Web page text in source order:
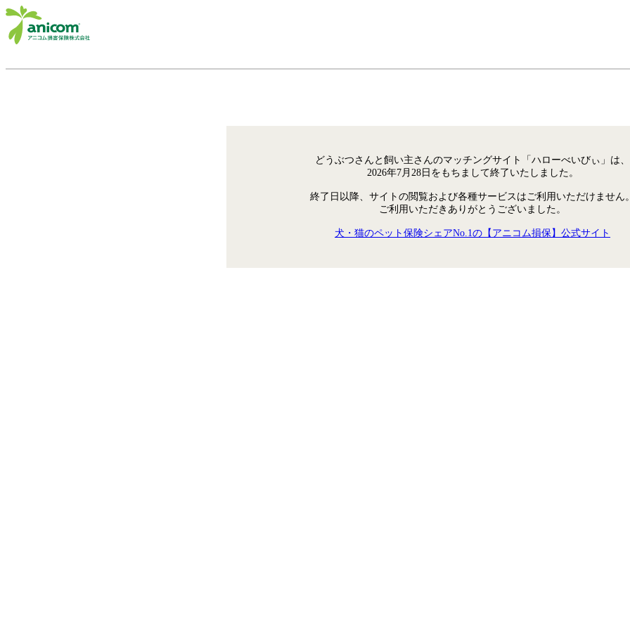
どうぶつさんと飼い主さんのマッチングサイト「ハローべいびぃ」は、
2026年7月28日をもちまして終了いたしました。
終了日以降、サイトの閲覧および各種サービスはご利用いただけません
ご利用いただきありがとうございました。
犬・猫のペット保険シェアNo.1の【アニコム損保】公式サイト